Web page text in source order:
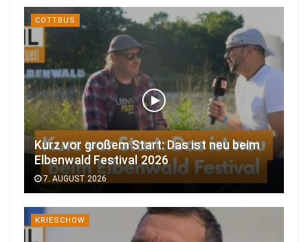
COTTBUS
Kurz vor großem Start: Das ist neu beim
Elbenwald Festival 2026
7. AUGUST 2026
KRIESCHOW